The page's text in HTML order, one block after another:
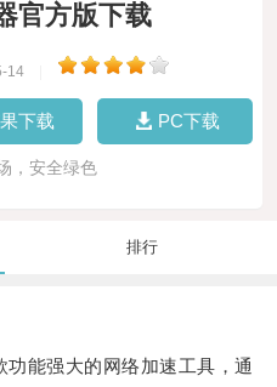
官方版下载
14
下载 PC下载
，安全绿色
排行
能强大的网络加速工具，通